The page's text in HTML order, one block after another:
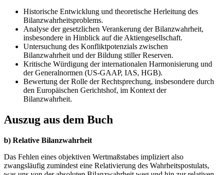
Historische Entwicklung und theoretische Herleitung des
Bilanzwahrheitsproblems.
Analyse der gesetzlichen Verankerung der Bilanzwahrheit,
insbesondere in Hinblick auf die Aktiengesellschaft.
Untersuchung des Konfliktpotenzials zwischen
Bilanzwahrheit und der Bildung stiller Reserven.
Kritische Würdigung der internationalen Harmonisierung und
der Generalnormen (US-GAAP, IAS, HGB).
Bewertung der Rolle der Rechtsprechung, insbesondere durch
den Europäischen Gerichtshof, im Kontext der
Bilanzwahrheit.
Auszug aus dem Buch
b) Relative Bilanzwahrheit
Das Fehlen eines objektiven Wertmaßstabes impliziert also
zwangsläufig zumindest eine Relativierung des Wahrheitspostulats,